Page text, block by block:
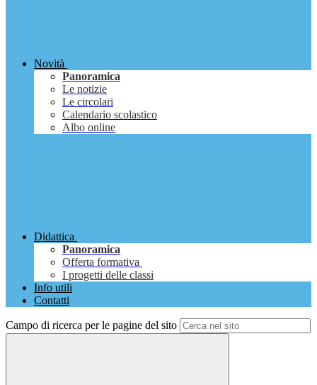
Novità
Panoramica
Le notizie
Le circolari
Calendario scolastico
Albo online
Didattica
Panoramica
Offerta formativa
I progetti delle classi
Info utili
Contatti
Campo di ricerca per le pagine del sito